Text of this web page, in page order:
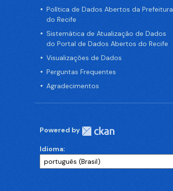
Política de Dados Abertos da Prefeitura
do Recife
Sistemática de Atualização de Dados
do Portal de Dados Abertos do Recife
Visualizações de Dados
Perguntas Frequentes
Agradecimentos
Powered by
Idioma